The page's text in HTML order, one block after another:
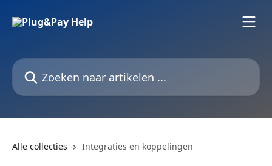
Zoeken naar artikelen ...
Alle collecties Integraties en koppelingen